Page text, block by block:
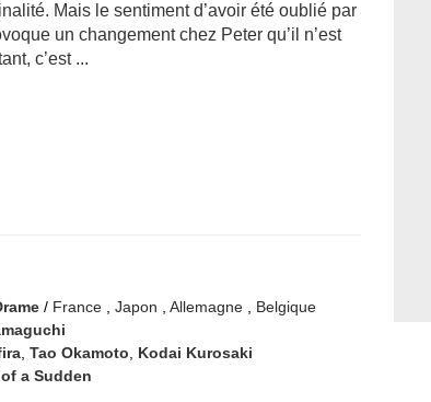
Mais le sentiment d’avoir été oublié par
un changement chez Peter qu’il n’est
c’est ...
/ France, Japon Allemagne, Belgique
, Tao Okamoto
Kodai Kurosaki
a Sudden